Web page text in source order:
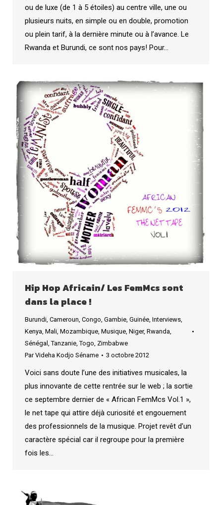
ou de luxe (de 1 à 5 étoiles) au centre ville, une ou
plusieurs nuits, en simple ou en double, promotion
ou plein tarif, à la dernière minute ou à l’avance. Le
Rwanda et Burundi, ce sont nos pays! Pour…
Hip Hop Africain/ Les FemMcs sont
dans la place !
Burundi, Cameroun, Congo, Gambie, Guinée, Interviews,
Kenya, Mali, Mozambique, Musique, Niger, Rwanda,
Sénégal ,Tanzanie,Togo, Zimbabwe
ParVideha Kodjo Séname 3 octobre 2012
Voici sans doute l’une des initiatives musicales, la
plus innovante de cette rentrée sur le web ; la sortie
ce septembre dernier de « African FemMcs Vol.1 »,
le net tape qui attire déjà curiosité et engouement
des professionnels de la musique. Projet revêt d’un
caractère spécial car il regroupe pour la première
fois les…